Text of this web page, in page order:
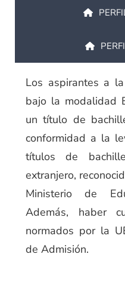
Los aspirantes a
bajo la modalidad
un título de
conformidad a la
títulos de
extranjero,
Ministerio de
Además, haber
normados por la
de Admisión.